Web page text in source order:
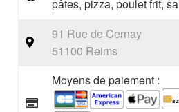
pâtes, pizza, poulet frit,
91 Rue de Cernay
51100 Reims
Moyens de paiement :